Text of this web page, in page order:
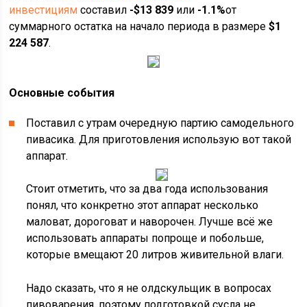
инвестициям составил -$13 839 или -1.1%от
суммарного остатка на начало периода в размере$1
224 587.
Основные события
Поставил с утрам очередную партию самодельного
пивасика. Для приготовления использую вот такой
аппарат.
Стоит отметить, что за два года использования
понял, что конкретно этот аппарат несколько
маловат, дороговат и наворочен. Лучше всё же
использовать аппараты попроще и побольше,
которые вмещают 20 литров живительной влаги.
Надо сказать, что я не олдскульщик в вопросах